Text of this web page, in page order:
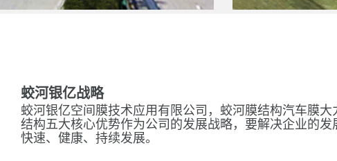
蛟河银亿战略
蛟河银亿空间膜技术应用有限公司，蛟河膜结构汽车膜大
结构五大核心优势作为公司的发展战略，要解决企业的发
快速、健康、持续发展。